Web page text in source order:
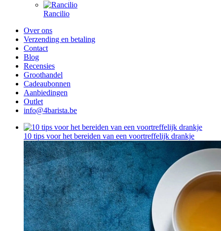
Rancilio
Over ons
Verzending en betaling
Contact
Blog
Recensies
Groothandel
Cadeaubonnen
Aanbiedingen
Outlet
info@4barista.be
10 tips voor het bereiden van een voortreffelijk drankje